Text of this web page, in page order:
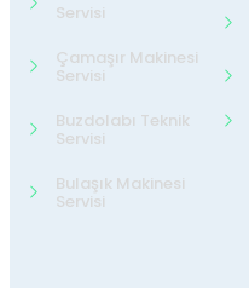
Servisi
Çamaşır Makinesi
Servisi
Buzdolabı Teknik
Servisi
Bulaşık Makinesi
Servisi